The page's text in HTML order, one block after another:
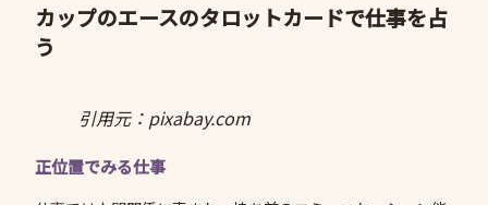
カップのエースのタロットカードで仕事を占
う
引用元：pixabay.com
正位置でみる仕事